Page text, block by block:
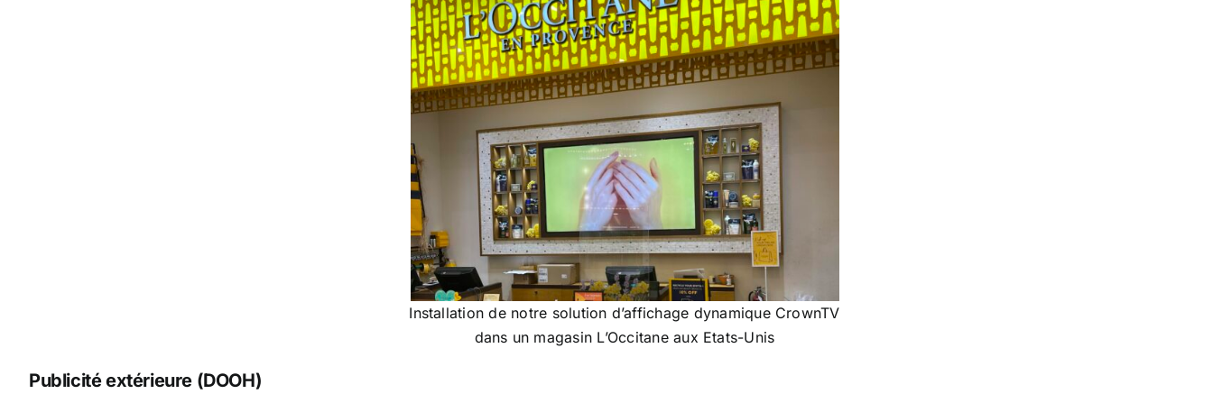
Installation de notre solution d’affichage dynamique CrownTV
dans un magasin L’Occitane aux Etats-Unis
Publicité extérieure (DOOH)